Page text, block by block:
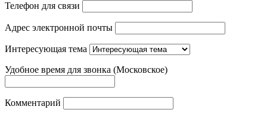
Телефон для связи
Адрес электронной почты
Интересующая тема
Удобное время для звонка (Московское)
Комментарий